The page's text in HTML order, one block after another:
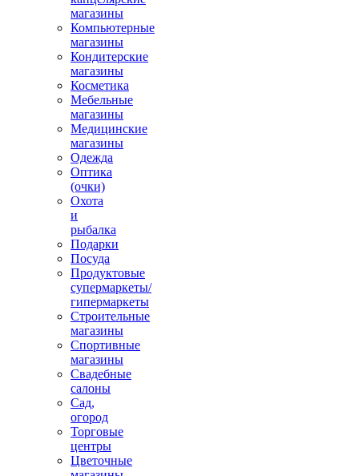
магазины
Компьютерные
магазины
Кондитерские
магазины
Косметика
Мебельные
магазины
Медицинские
магазины
Одежда
Оптика
(очки)
Охота
и
рыбалка
Подарки
Посуда
Продуктовые
супермаркеты/
гипермаркеты
Строительные
магазины
Спортивные
магазины
Свадебные
салоны
Сад,
огород
Торговые
центры
Цветочные